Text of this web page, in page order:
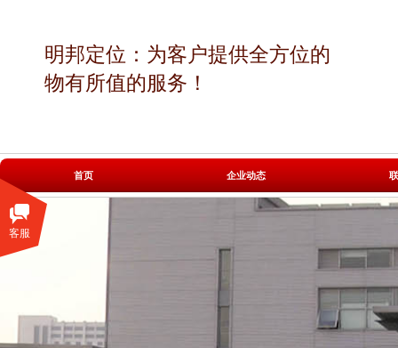
首页 企业动态
明邦定位：为客户提供全方位的
物有所值的服务！
客服